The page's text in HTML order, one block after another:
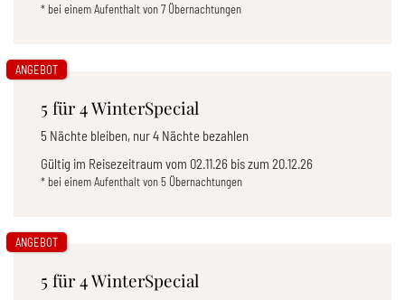
* bei einem Aufenthalt von 7 Übernachtungen
5 für 4 WinterSpecial
5 Nächte bleiben, nur 4 Nächte bezahlen
Gültig im Reisezeitraum vom 02.11.26 bis zum 20.12.26
* bei einem Aufenthalt von 5 Übernachtungen
ANGEBOT
5 für 4 WinterSpecial
ANGEBOT